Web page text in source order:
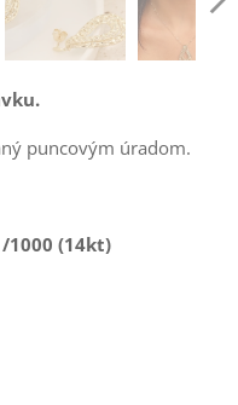
puncovým úradom.
1000 (14kt)